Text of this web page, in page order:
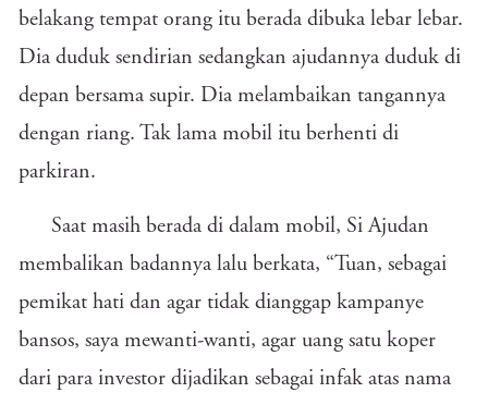
belakang tempat orang itu berada dibuka lebar lebar.
Dia duduk sendirian sedangkan ajudannya duduk di
depan bersama supir. Dia melambaikan tangannya
dengan riang. Tak lama mobil itu berhenti di
parkiran.
Saat masih berada di dalam mobil, Si Ajudan
membalikan badannya lalu berkata, “Tuan, sebagai
pemikat hati dan agar tidak dianggap kampanye
bansos, saya mewanti-wanti, agar uang satu koper
dari para investor dijadikan sebagai infak atas nama